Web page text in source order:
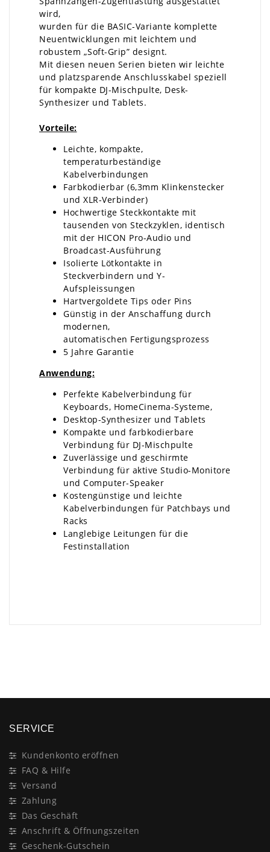
wird,
wurden für die BASIC-Variante komplette
Neuentwicklungen mit leichtem und
robustem „Soft-Grip” designt.
Mit diesen neuen Serien bieten wir leichte
und platzsparende Anschlusskabel speziell
für kompakte DJ-Mischpulte, Desk-
Synthesizer und Tablets.
Vorteile:
Leichte, kompakte,
temperaturbeständige
Kabelverbindungen
Farbkodierbar (6,3mm Klinkenstecker
und XLR-Verbinder)
Hochwertige Steckkontakte mit
tausenden von Steckzyklen, identisch
mit der HICON Pro-Audio und
Broadcast-Ausführung
Isolierte Lötkontakte in
Steckverbindern und Y-
Aufspleissungen
Hartvergoldete Tips oder Pins
Günstig in der Anschaffung durch
modernen,
automatischen Fertigungsprozess
5 Jahre Garantie
Anwendung:
Perfekte Kabelverbindung für
Keyboards, HomeCinema-Systeme,
Desktop-Synthesizer und Tablets
Kompakte und farbkodierbare
Verbindung für DJ-Mischpulte
Zuverlässige und geschirmte
Verbindung für aktive Studio-Monitore
und Computer-Speaker
Kostengünstige und leichte
Kabelverbindungen für Patchbays und
Racks
Langlebige Leitungen für die
Festinstallation
SERVICE
Kundenkonto eröffnen
FAQ & Hilfe
Versand
Zahlung
Das Geschäft
Anschrift & Öffnungszeiten
Geschenk-Gutschein